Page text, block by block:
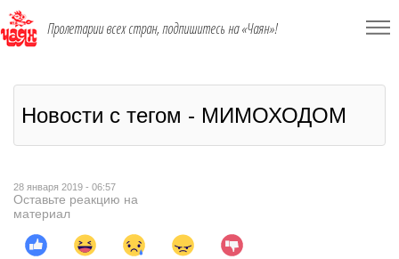
Пролетарии всех стран, подпишитесь на «Чаян»!
Новости с тегом - МИМОХОДОМ
28 января 2019 - 06:57
Оставьте реакцию на
материал